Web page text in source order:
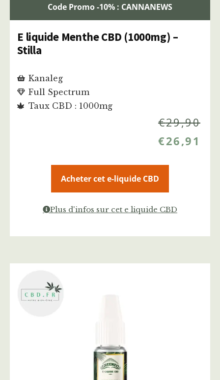
Code Promo -10% : CANNANEWS
E liquide Menthe CBD (1000mg) –
Stilla
Kanaleg
Full Spectrum
Taux CBD : 1000mg
€29,90
€26,91
Acheter cet e-liquide CBD
Plus d'infos sur cet e liquide CBD